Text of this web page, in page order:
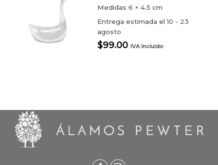
Medidas6 × 4.5 cm
Entrega estimada el 10 - 23
agosto
$99.00 IVA Incluido